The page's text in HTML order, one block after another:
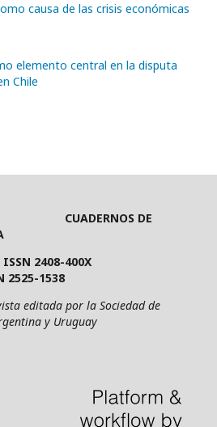
causa de las crisis económicas
elemento central en la disputa
Chile
CUADERNOS DE
400X
1538
por la Sociedad de
y Uruguay